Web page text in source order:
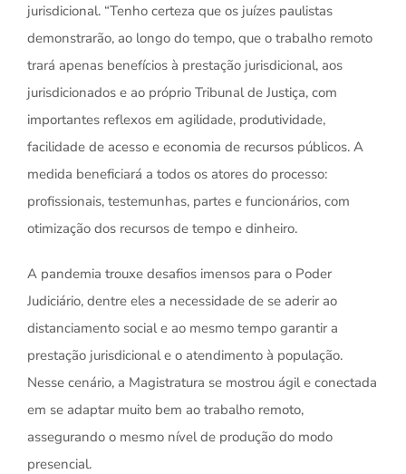
jurisdicional. “Tenho certeza que os juízes paulistas
demonstrarão, ao longo do tempo, que o trabalho remoto
trará apenas benefícios à prestação jurisdicional, aos
jurisdicionados e ao próprio Tribunal de Justiça, com
importantes reflexos em agilidade, produtividade,
facilidade de acesso e economia de recursos públicos. A
medida beneficiará a todos os atores do processo:
profissionais, testemunhas, partes e funcionários, com
otimização dos recursos de tempo e dinheiro.
A pandemia trouxe desafios imensos para o Poder
Judiciário, dentre eles a necessidade de se aderir ao
distanciamento social e ao mesmo tempo garantir a
prestação jurisdicional e o atendimento à população.
Nesse cenário, a Magistratura se mostrou ágil e conectada
em se adaptar muito bem ao trabalho remoto,
assegurando o mesmo nível de produção do modo
presencial.